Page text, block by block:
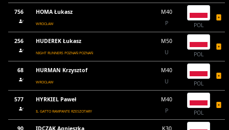
756 HOMA Łukasz
WROCŁAW
M40
P
POL
256 HUDEREK Łukasz
NIGHT RUNNERS POZNAŃ POZNAŃ
M50
U
POL
68 HURMAN Krzysztof
WROCŁAW
M40
U
POL
577 HYRKIEL Paweł
IL GATTO RAMPANTE RZESZOTARY
M40
P
POL
90 IDCZAK Agnieszka
K30